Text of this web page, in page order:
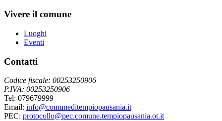
Vivere il comune
Luoghi
Eventi
Contatti
Codice fiscale: 00253250906
P.IVA: 00253250906
Tel: 079679999
Email: info@comuneditempiopausania.it
PEC: protocollo@pec.comune.tempiopausania.ot.it